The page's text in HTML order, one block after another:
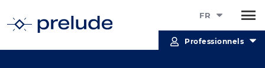
FR
Professionnels